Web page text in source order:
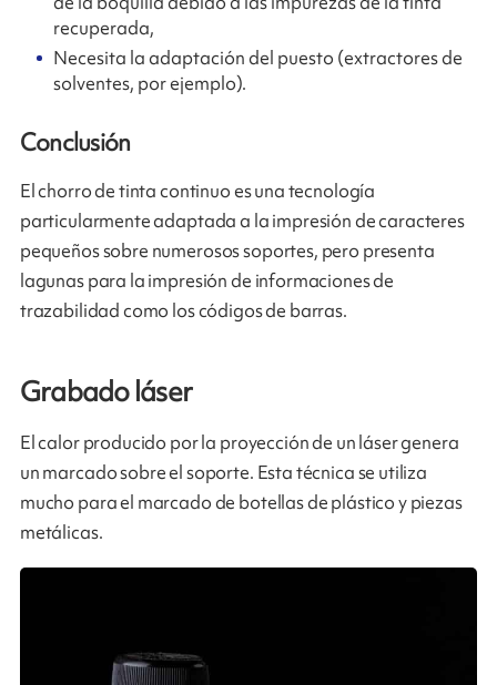
recuperada,
Necesita la adaptación del puesto (extractores de
solventes, por ejemplo).
Conclusión
El chorro de tinta continuo es una tecnología
particularmente adaptada a la impresión de caracteres
pequeños sobre numerosos soportes, pero presenta
lagunas para la impresión de informaciones de
trazabilidad como los códigos de barras.
Grabado láser
El calor producido por la proyección de un láser genera
un marcado sobre el soporte. Esta técnica se utiliza
mucho para el marcado de botellas de plástico y piezas
metálicas.